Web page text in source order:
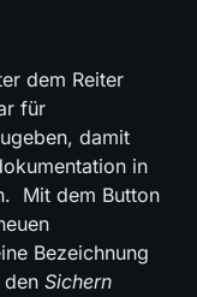
dem Reiter
für
damit
in
Mit dem Button
Bezeichnung
den Sichern